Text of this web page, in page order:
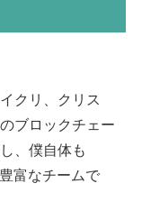
クリ、クリス
ブロックチェー
、僕自体も
富なチームで